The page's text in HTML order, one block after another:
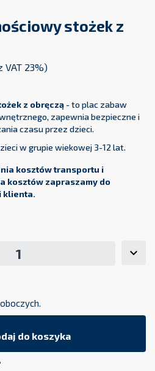
stożek z
VAT 23%)
z obręczą - to plac zabaw
zapewnia bezpieczne i
czasu przez dzieci.
w grupie wiekowej 3-12 lat.
kosztów transportu i
kosztów zapraszamy do
klienta.
do koszyka